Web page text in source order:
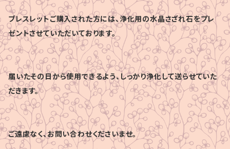
ブレスレットご購入された方には、浄化用の水晶さざれ石をプレ
ゼントさせていただいております。
届いたその日から使用できるよう、しっかり浄化して送らせていた
だきます。
ご遠慮なく、お問い合わせくださいませ。